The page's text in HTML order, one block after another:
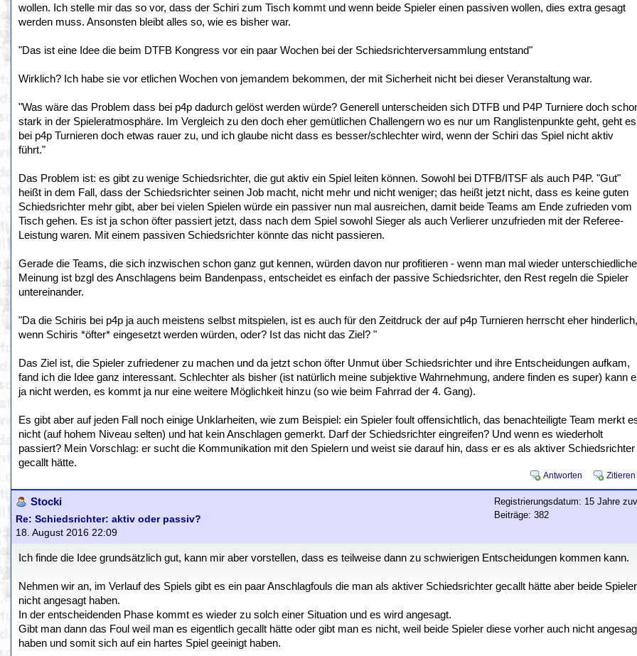
wollen. Ich stelle mir das so vor, dass der Schiri zum Tisch kommt und wenn beide Spieler einen passiven wollen, dies extra gesagt
werden muss. Ansonsten bleibt alles so, wie es bisher war.
"Das ist eine Idee die beim DTFB Kongress vor ein paar Wochen bei der Schiedsrichterversammlung entstand"
Wirklich? Ich habe sie vor etlichen Wochen von jemandem bekommen, der mit Sicherheit nicht bei dieser Veranstaltung war.
"Was wäre das Problem dass bei p4p dadurch gelöst werden würde? Generell unterscheiden sich DTFB und P4P Turniere doch
stark in der Spieleratmosphäre. Im Vergleich zu den doch eher gemütlichen Challengern wo es nur um Ranglistenpunkte geht, geht es
bei p4p Turnieren doch etwas rauer zu, und ich glaube nicht dass es besser/schlechter wird, wenn der Schiri das Spiel nicht aktiv
führt."
Das Problem ist: es gibt zu wenige Schiedsrichter, die gut aktiv ein Spiel leiten können. Sowohl bei DTFB/ITSF als auch P4P. "Gut"
heißt in dem Fall, dass der Schiedsrichter seinen Job macht, nicht mehr und nicht weniger; das heißt jetzt nicht, dass es keine guten
Schiedsrichter mehr gibt, aber bei vielen Spielen würde ein passiver nun mal ausreichen, damit beide Teams am Ende zufrieden vom
Tisch gehen. Es ist ja schon öfter passiert jetzt, dass nach dem Spiel sowohl Sieger als auch Verlierer unzufrieden mit der Referee-
Leistung waren. Mit einem passiven Schiedsrichter könnte das nicht passieren.
Gerade die Teams, die sich inzwischen schon ganz gut kennen, würden davon nur profitieren - wenn man mal wieder
Meinung ist bzgl des Anschlagens beim Bandenpass, entscheidet es einfach der passive Schiedsrichter, den Rest regeln die Spieler
untereinander.
"Da die Schiris bei p4p ja auch meistens selbst mitspielen, ist es auch für den Zeitdruck der auf p4p Turnieren herrscht eher hinderlich,
wenn Schiris *öfter* eingesetzt werden würden, oder? Ist das nicht das Ziel? "
Das Ziel ist, die Spieler zufriedener zu machen und da jetzt schon öfter Unmut über Schiedsrichter und ihre Entscheidungen aufkam,
fand ich die Idee ganz interessant. Schlechter als bisher (ist natürlich meine subjektive Wahrnehmung, andere finden es super) kann
ja nicht werden, es kommt ja nur eine weitere Möglichkeit hinzu (so wie beim Fahrrad der 4. Gang).
Es gibt aber auf jeden Fall noch einige Unklarheiten, wie zum Beispiel: ein Spieler foult offensichtlich, das benachteiligte Team merkt
nicht (auf hohem Niveau selten) und hat kein Anschlagen gemerkt. Darf der Schiedsrichter eingreifen? Und wenn es wiederholt
passiert? Mein Vorschlag: er sucht die Kommunikation mit den Spielern und weist sie darauf hin, dass er es als aktiver Schiedsrichter
gecallt hätte.
Antworten Zitieren
Stocki
Re: Schiedsrichter: aktiv oder passiv?
18. August 2016 22:09
Registrierungsdatum: 15 Jahre
Beiträge: 382
Ich finde die Idee grundsätzlich gut, kann mir aber vorstellen, dass es teilweise dann zu schwierigen Entscheidungen kommen kann.
Nehmen wir an, im Verlauf des Spiels gibt es ein paar Anschlagfouls die man als aktiver Schiedsrichter gecallt hätte aber beide Spieler
nicht angesagt haben.
In der entscheidenden Phase kommt es wieder zu solch einer Situation und es wird angesagt.
Gibt man dann das Foul weil man es eigentlich gecallt hätte oder gibt man es nicht, weil beide Spieler diese vorher auch nicht
haben und somit sich auf ein hartes Spiel geeinigt haben.